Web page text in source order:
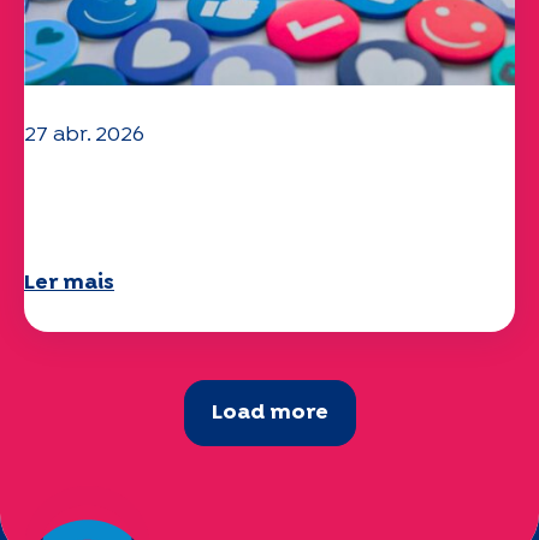
27 abr. 2026
Ler mais
Load more